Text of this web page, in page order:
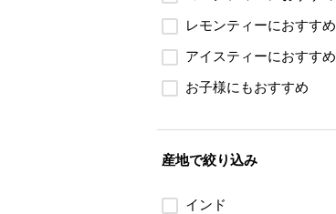
レモンティーにおすすめ
アイスティーにおすすめ
お子様にもおすすめ
産地で絞り込み
インド